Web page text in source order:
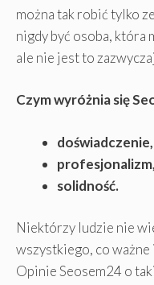
można tak robić tylko
nigdy być osoba, która
ale nie jest to
Czym wyróżnia się
doświadczenie,
profesjonalizm,
solidność.
Niektórzy ludzie nie
wszystkiego, co
Opinie Seosem24 o